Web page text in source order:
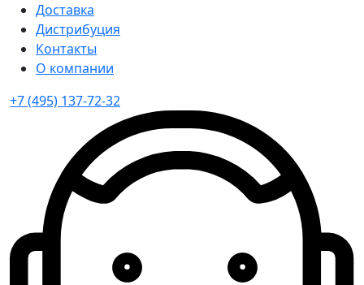
Доставка
Дистрибуция
Контакты
О компании
+7 (495) 137-72-32